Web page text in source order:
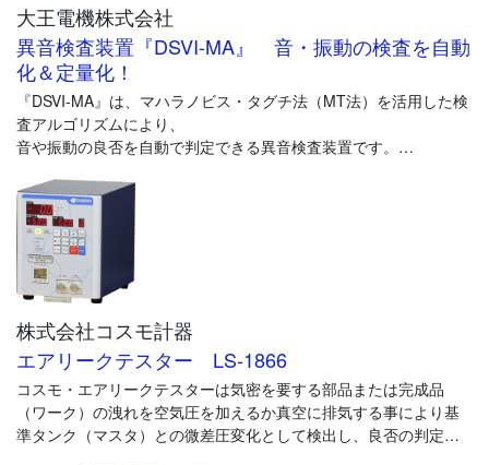
導入後すぐに異音検査の精度・効率アップが期待できます。
大王電機株式会社
異音検査装置『DSVI-MA』 音・振動の検査を自動
化＆定量化！
『DSVI-MA』は、マハラノビス・タグチ法（MT法）を活用した検
査アルゴリズムにより、
音や振動の良否を自動で判定できる異音検査装置です。
人の感覚に頼っていた音・振動の検査を本装置に置き換えること
で、
定量的な検査を実施でき、判定のばらつきを防ぎます。
40個の良品データを用意するだけで検査基準を簡単に作成でき、
導入後すぐに異音検査の精度・効率アップが期待できます。
株式会社コスモ計器
エアリークテスター LS-1866
コスモ・エアリークテスターは気密を要する部品または完成品
（ワーク）の洩れを空気圧を加えるか真空に排気する事により基
準タンク（マスタ）との微差圧変化として検出し、良否の判定を